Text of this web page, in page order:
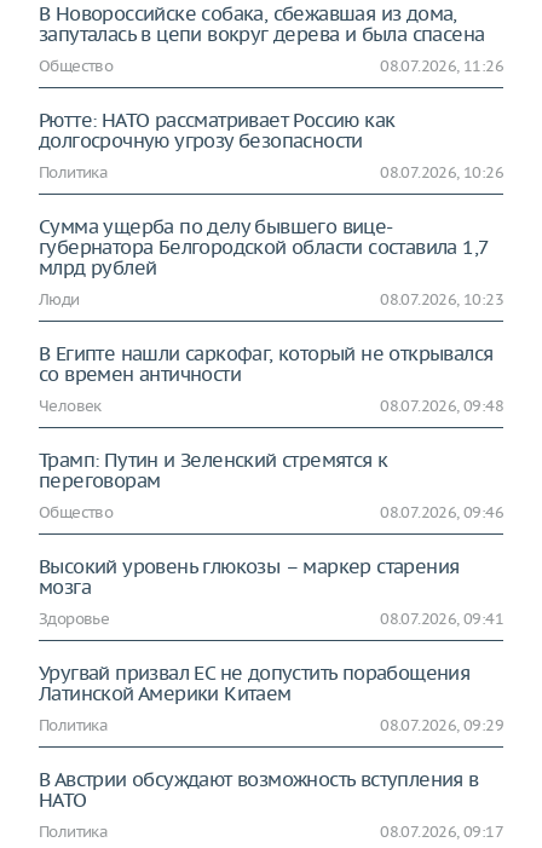
В Новороссийске собака, сбежавшая из дома,
запуталась в цепи вокруг дерева и была спасена
Общество 08.07.2026, 11:26
Рютте: НАТО рассматривает Россию как
долгосрочную угрозу безопасности
Политика 08.07.2026, 10:26
Сумма ущерба по делу бывшего вице-
губернатора Белгородской области составила 1,7
млрд рублей
Люди 08.07.2026, 10:23
В Египте нашли саркофаг, который не открывался
со времен античности
Человек 08.07.2026, 09:48
Трамп: Путин и Зеленский стремятся к
переговорам
Общество 08.07.2026, 09:46
Высокий уровень глюкозы – маркер старения
мозга
Здоровье 08.07.2026, 09:41
Уругвай призвал ЕС не допустить порабощения
Латинской Америки Китаем
Политика 08.07.2026, 09:29
В Австрии обсуждают возможность вступления в
НАТО
Политика 08.07.2026, 09:17